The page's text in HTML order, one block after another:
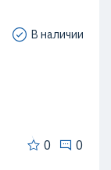
В наличии
0 0